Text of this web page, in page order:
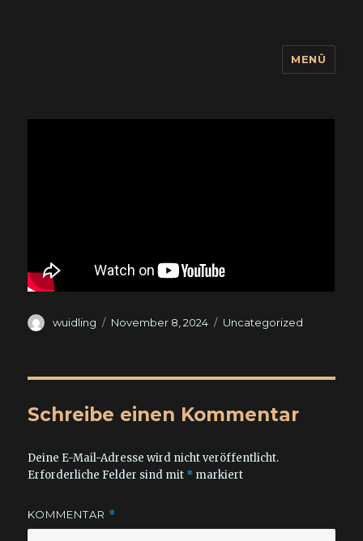
MENÜ
Autor
wuidling
Veröffentlicht
November 8, 2024 Kategorien
Uncategorized
Schreibe einen Kommentar
Deine E-Mail-Adresse wird nicht veröffentlicht.
Erforderliche Felder sind mit * markiert
KOMMENTAR *